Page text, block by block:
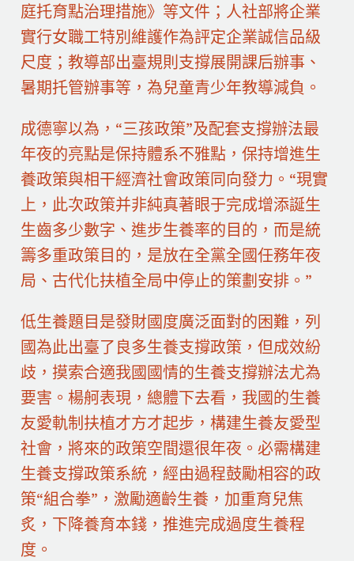
庭托育點治理措施》等文件；人社部將企業
實行女職工特別維護作為評定企業誠信品級
尺度；教導部出臺規則支撐展開課后辦事、
暑期托管辦事等，為兒童青少年教導減負。
成德寧以為，“三孩政策”及配套支撐辦法最
年夜的亮點是保持體系不雅點，保持增進生
養政策與相干經濟社會政策同向發力。“現實
上，此次政策并非純真著眼于完成增添誕生
生齒多少數字、進步生養率的目的，而是統
籌多重政策目的，是放在全黨全國任務年夜
局、古代化扶植全局中停止的策劃安排。”
低生養題目是發財國度廣泛面對的困難，列
國為此出臺了良多生養支撐政策，但成效紛
歧，摸索合適我國國情的生養支撐辦法尤為
要害。楊舸表現，總體下去看，我國的生養
友愛軌制扶植才方才起步，構建生養友愛型
社會，將來的政策空間還很年夜。必需構建
生養支撐政策系統，經由過程鼓勵相容的政
策“組合拳”，激勵適齡生養，加重育兒焦
炙，下降養育本錢，推進完成過度生養程
度。